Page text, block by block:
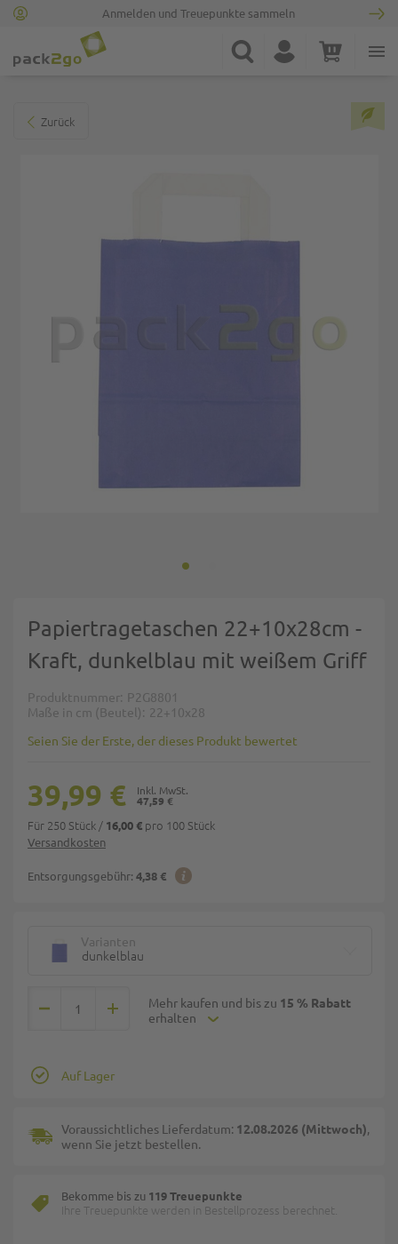
Anmelden und Treuepunkte sammeln
Suche Konto Warenkorb
Zurück
Papiertragetaschen 22+10x28cm -
Kraft, dunkelblau mit weißem Griff
Produktnummer P2G8801
Maße in cm (Beutel)
22+10x28
Seien Sie der Erste, der dieses Produkt bewertet
Versandkosten
Entsorgungsgebühr: 4,38 €
47,59 €
39,99 €
Für 250 Stück / 16,00 € pro 100 Stück
Varianten
dunkelblau
Mehr kaufen und bis zu 15 % Rabatt
erhalten
Auf Lager
Voraussichtliches Lieferdatum: 12.08.2026 (Mittwoch),
wenn Sie jetzt bestellen.
Bekomme bis zu 119 Treuepunkte
Ihre Treuepunkte werden in Bestellprozess berechnet.